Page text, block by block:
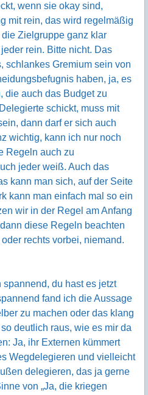
wenn sie okay sind,
mit rein, das wird regelmäßig
Zielgruppe ganz klar
rein. Bitte nicht. Das
schlankes Gremium sein von
haben, ja, es
die auch das Budget zu
schickt, muss mit
dann darf er sich auch
wichtig, kann ich nur noch
Regeln auch zu
jeder weiß. Auch das
kann man sich, auf der Seite
kann man einfach mal so ein
wir in der Regel am Anfang
diese Regeln beachten
rechts vorbei, niemand.
spannend, du hast es jetzt
fand ich die Aussage
zu machen oder das klang
deutlich raus, wie es mir da
Ja, ihr Externen kümmert
Wegdelegieren und vielleicht
delegieren, das ja gerne
von „Ja, die kriegen